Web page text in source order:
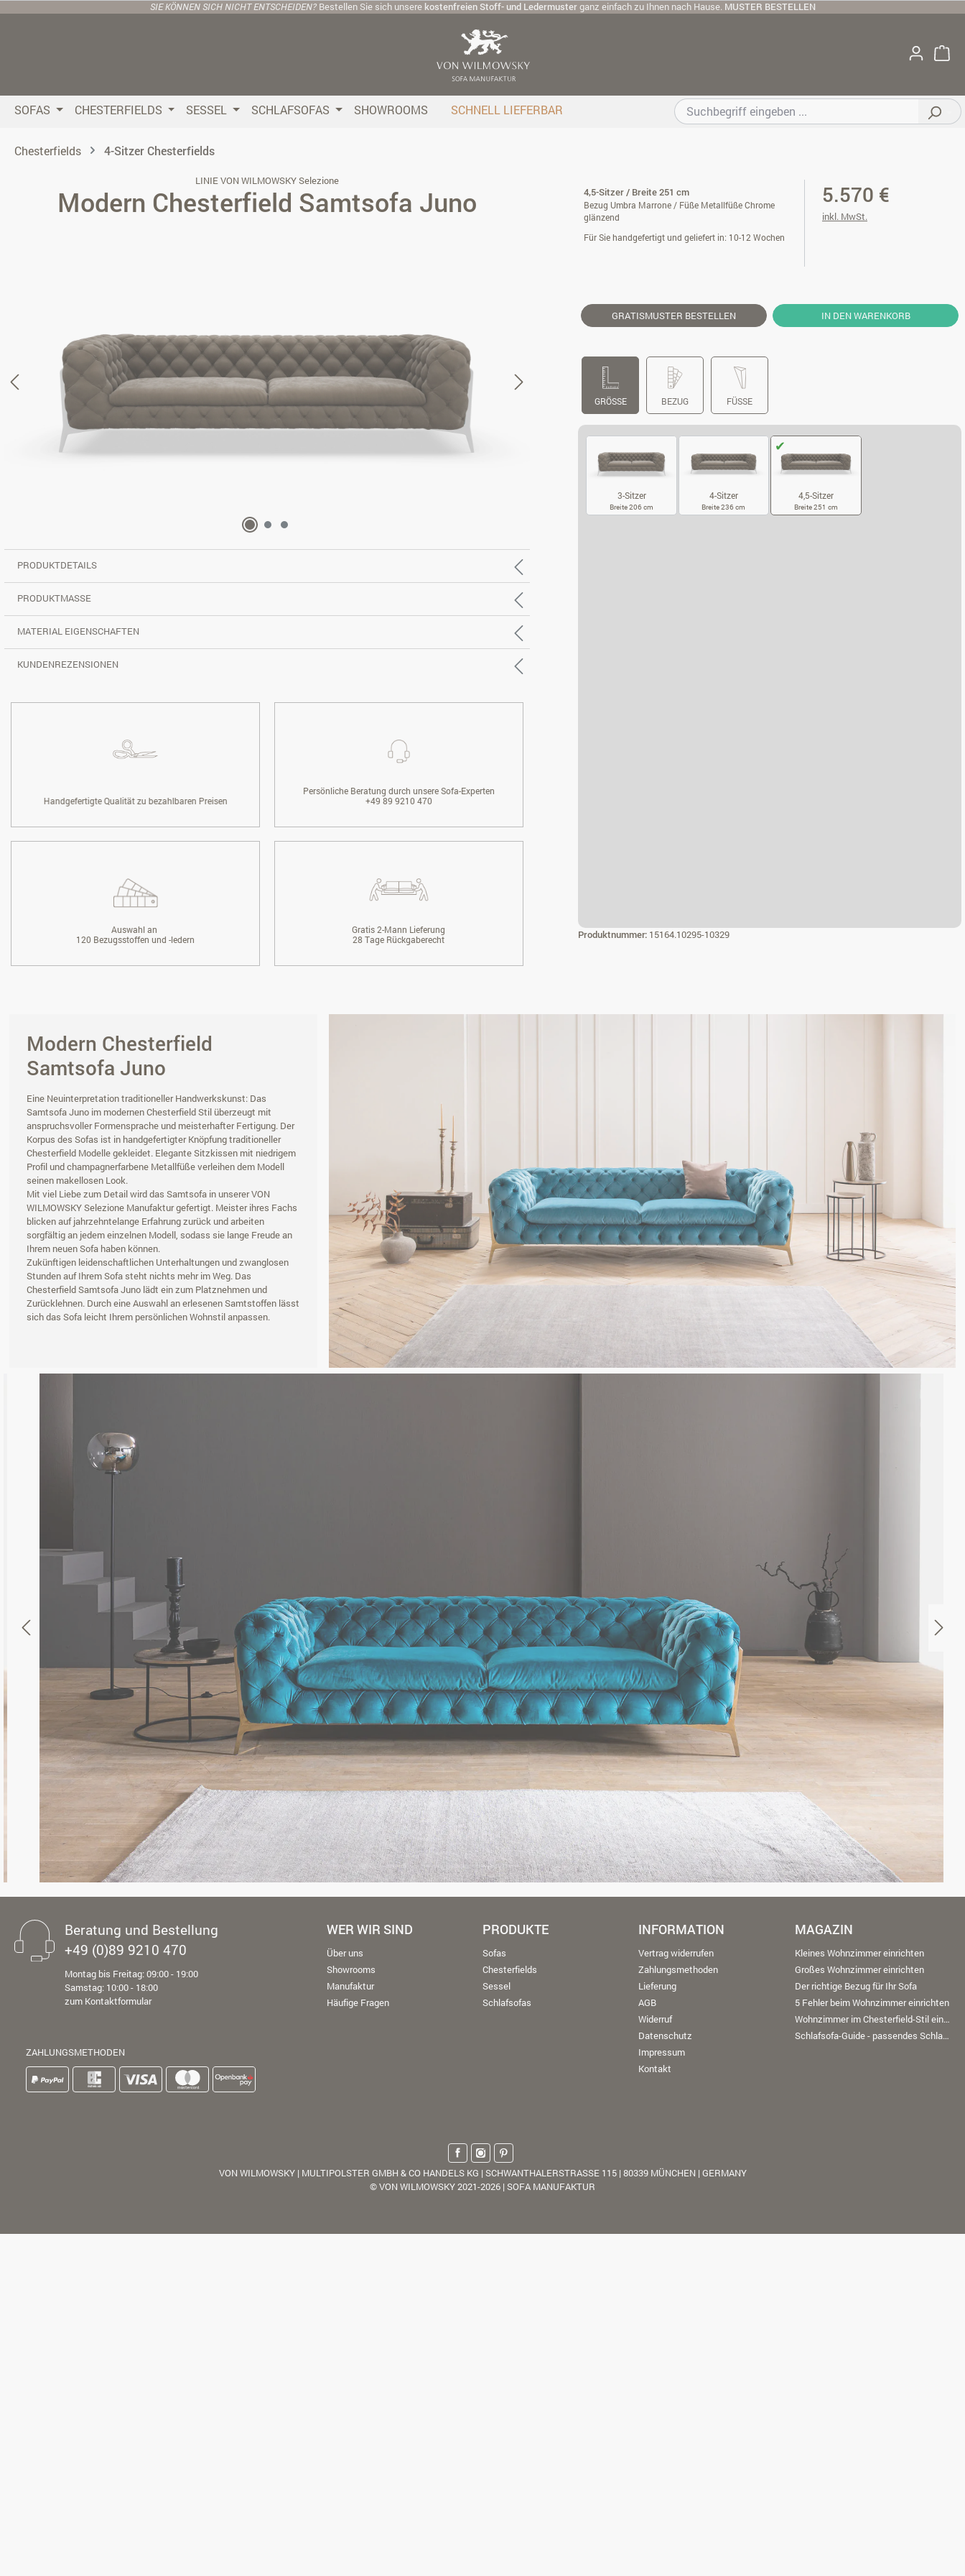
Hauptinhalt springen
Zur Suche springen
Zur Hauptnavigation springen
SIE KÖNNEN SICH NICHT ENTSCHEIDEN? Bestellen Sie sich unsere kostenfreien Stoff- und Ledermusterganz einfach zu Ihnen nach Hause. MUSTER BESTELLEN
SOFAS CHESTERFIELDS SESSEL SCHLAFSOFAS SHOWROOMS SCHNELL LIEFERBAR
Chesterfields 4-Sitzer Chesterfields
LINIE VON WILMOWSKY Selezione
Modern Chesterfield Samtsofa Juno 4,5-Sitzer / Breite 251 cm
Bezug Umbra Marrone / Füße Metallfüße Chrome
glänzend
Für Sie handgefertigt und geliefert in: 10-12 Wochen
5.570 €
inkl. MwSt.
GRATISMUSTER BESTELLEN IN DEN WARENKORB
GRÖSSE BEZUG FÜSSE
3-Sitzer
Breite 206 cm
4-Sitzer
Breite 236 cm
4,5-Sitzer
Breite 251 cm
Produktnummer: 15164.10295-10329
PRODUKTDETAILS
PRODUKTMASSE
MATERIAL EIGENSCHAFTEN
KUNDENREZENSIONEN
Handgefertigte Qualität zu bezahlbaren Preisen
Persönliche Beratung durch unsere Sofa-Experten
+49 89 9210 470
Auswahl an
120 Bezugsstoffen und -ledern
Gratis 2-Mann Lieferung
28 Tage Rückgaberecht
Modern Chesterfield
Samtsofa Juno
Eine Neuinterpretation traditioneller Handwerkskunst: Das
Samtsofa Juno im modernen Chesterfield Stil überzeugt mit
anspruchsvoller Formensprache und meisterhafter Fertigung. Der
Korpus des Sofas ist in handgefertigter Knöpfung traditioneller
Chesterfield Modelle gekleidet. Elegante Sitzkissen mit niedrigem
Profil und champagnerfarbene Metallfüße verleihen dem Modell
seinen makellosen Look.
Mit viel Liebe zum Detail wird das Samtsofa in unserer VON
WILMOWSKY Selezione Manufaktur gefertigt. Meister ihres Fachs
blicken auf jahrzehntelange Erfahrung zurück und arbeiten
sorgfältig an jedem einzelnen Modell, sodass sie lange Freude an
Ihrem neuen Sofa haben können.
Zukünftigen leidenschaftlichen Unterhaltungen und zwanglosen
Stunden auf Ihrem Sofa steht nichts mehr im Weg. Das
Chesterfield Samtsofa Juno lädt ein zum Platznehmen und
Zurücklehnen. Durch eine Auswahl an erlesenen Samtstoffen lässt
sich das Sofa leicht Ihrem persönlichen Wohnstil anpassen.
Beratung und Bestellung
+49 (0)89 9210 470
Montag bis Freitag: 09:00 - 19:00
Samstag: 10:00 - 18:00
zum Kontaktformular
ZAHLUNGSMETHODEN
WER WIR SIND
Über uns
Showrooms
Manufaktur
Häufige Fragen
PRODUKTE
Sofas
Chesterfields
Sessel
Schlafsofas
INFORMATION
Vertrag widerrufen
Zahlungsmethoden
Lieferung
AGB
Widerruf
Datenschutz
Impressum
Kontakt
MAGAZIN
Kleines Wohnzimmer einrichten
Großes Wohnzimmer einrichten
Der richtige Bezug für Ihr Sofa
5 Fehler beim Wohnzimmer einrichten
Wohnzimmer im Chesterfield-Stil einrichten
Schlafsofa-Guide - passendes Schlafsofa finden
VON WILMOWSKY | MULTIPOLSTER GMBH & CO HANDELS KG | SCHWANTHALERSTRASSE 115 | 80339 MÜNCHEN | GERMANY
© VON WILMOWSKY 2021-2026 | SOFA MANUFAKTUR